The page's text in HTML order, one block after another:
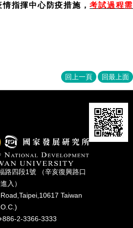
情指揮中心防疫措施，考試過程需
回上一頁 回最上面
路四段1號 （辛亥復興路⼝
入）
Taiwan
2-3366-3333